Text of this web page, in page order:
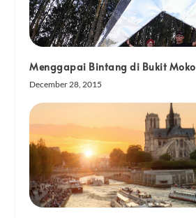
Menggapai Bintang di Bukit Moko
December 28, 2015